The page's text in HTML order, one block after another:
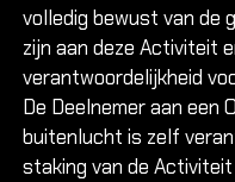
volledig bewust van de
zijn aan deze Activiteit
verantwoordelijkheid
De Deelnemer aan een
buitenlucht is zelf
staking van de